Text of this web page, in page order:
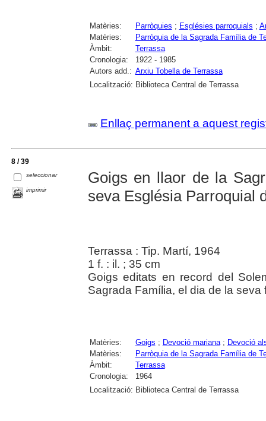
Matèries: Parròquies ; Esglésies parroquials ;
Matèries:
Parròquia de la Sagrada Família de
Àmbit:
Terrassa
Cronologia:
1922 - 1985
Autors add.: Arxiu Tobella de Terrassa
Localització: Biblioteca Central de Terrassa
Enllaç permanent a aquest
8 / 39
seleccionar
imprimir
Goigs en llaor de la
seva Església Parroquial
Terrassa : Tip. Martí, 1964
1 f. : il. ; 35 cm
Goigs editats en record del
Sagrada Família, el dia de la
Matèries: Goigs ; Devoció mariana; Devoció
Matèries:
Parròquia de la Sagrada Família de
Àmbit:
Terrassa
Cronologia:
1964
Localització: Biblioteca Central de Terrassa